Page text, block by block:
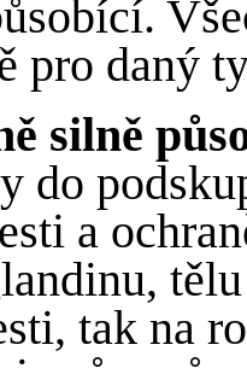
pro daný
silně
a
tak na